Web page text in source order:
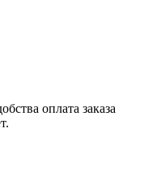
оплата заказа